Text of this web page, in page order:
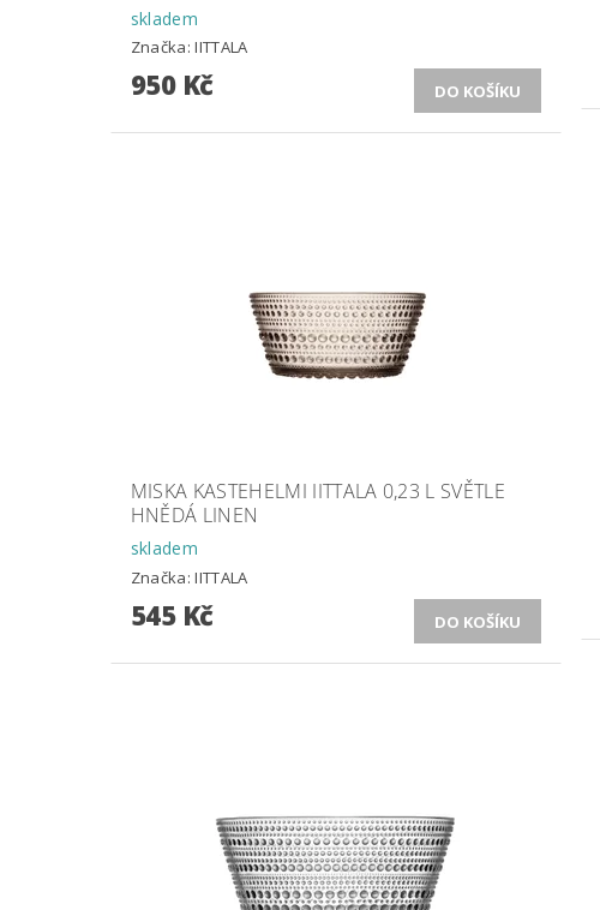
skladem
Značka:IITTALA
950 Kč
MISKA KASTEHELMI IITTALA 0,23 L SVĚTLE
HNĚDÁ LINEN
skladem
Značka:IITTALA
545 Kč